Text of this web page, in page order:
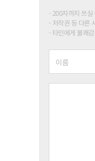
200자까지 쓰
저작권 등 다른
타인에게 불쾌